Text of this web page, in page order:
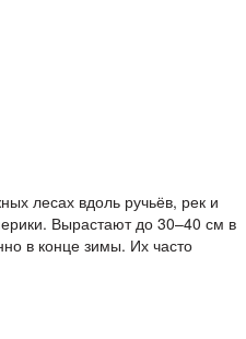
лесах вдоль ручьёв, рек и
Вырастают до 30–40 см в
в конце зимы. Их часто